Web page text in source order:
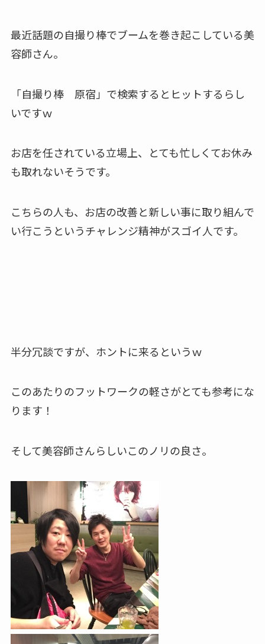
最近話題の自撮り棒でブームを巻き起こしている美
容師さん。
「自撮り棒 原宿」で検索するとヒットするらし
いですｗ
お店を任されている立場上、とても忙しくてお休み
も取れないそうです。
こちらの人も、お店の改善と新しい事に取り組んで
い行こうというチャレンジ精神がスゴイ人です。
半分冗談ですが、ホントに来るというｗ
このあたりのフットワークの軽さがとても参考にな
ります！
そして美容師さんらしいこのノリの良さ。